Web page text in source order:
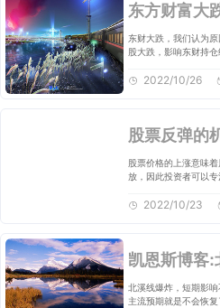
东方财富大
东财大跌，我们认为
股大跌，影响东财持仓
2022/10/26
股票反弹的
股票价格的上涨意味
放，因此投资者可以专
2022/10/23
北溪线爆炸，短期影
主流预期就是不会恢